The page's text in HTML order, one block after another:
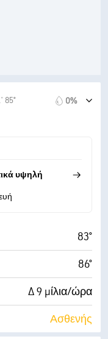
10 μίλ.
85° 0%
υψηλή
83°
86°
Δ 9 μίλια/ώρα
Ασθενής